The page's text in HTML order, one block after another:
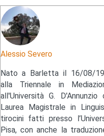
Alessio Severo
Nato a Barletta il 16/08/
alla Triennale in
all'Università G.
Laurea Magistrale in
tirocini fatti presso
Pisa, con anche la